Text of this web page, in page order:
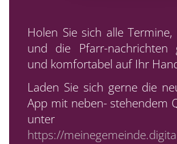
Holen Sie sich alle
und die Pfarr-nachrichten
und komfortabel auf Ihr
Laden Sie sich gerne die
App mit neben- stehendem
unter
https://